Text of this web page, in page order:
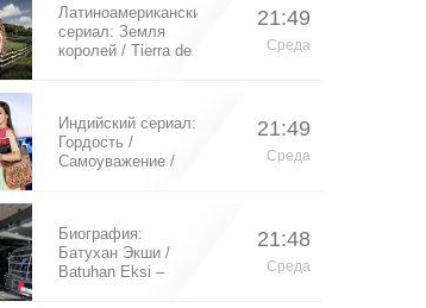
Латиноамериканский
сериал: Земля
королей / Tierra de
21:49
Среда
Индийский сериал:
Гордость /
Самоуважение /
21:49
Среда
Биография:
Батухан Экши /
Batuhan Eksi –
21:48
Среда